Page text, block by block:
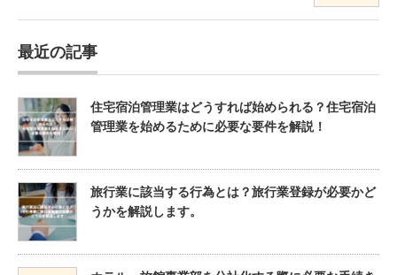
最近の記事
住宅宿泊管理業はどうすれば始められる？住宅宿泊
管理業を始めるために必要な要件を解説！
旅行業に該当する行為とは？旅行業登録が必要かど
うかを解説します。